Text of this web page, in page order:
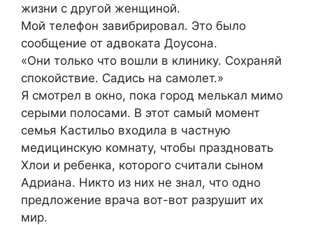
жизни с другой женщиной.
Мой телефон завибрировал. Это было
сообщение от адвоката Доусона.
«Они только что вошли в клинику. Сохраняй
спокойствие. Садись на самолет.»
Я смотрел в окно, пока город мелькал мимо
серыми полосами. В этот самый момент
семья Кастильо входила в частную
медицинскую комнату, чтобы праздновать
Хлои и ребенка, которого считали сыном
Адриана. Никто из них не знал, что одно
предложение врача вот-вот разрушит их
мир.